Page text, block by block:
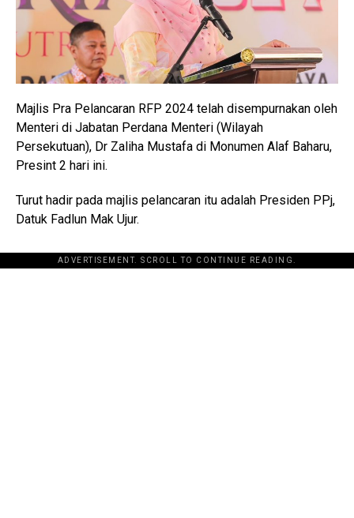
Majlis Pra Pelancaran RFP 2024 telah disempurnakan oleh
Menteri di Jabatan Perdana Menteri (Wilayah
Persekutuan), Dr Zaliha Mustafa di Monumen Alaf Baharu,
Presint 2 hari ini.
Turut hadir pada majlis pelancaran itu adalah Presiden PPj,
Datuk Fadlun Mak Ujur.
ADVERTISEMENT. SCROLL TO CONTINUE READING.